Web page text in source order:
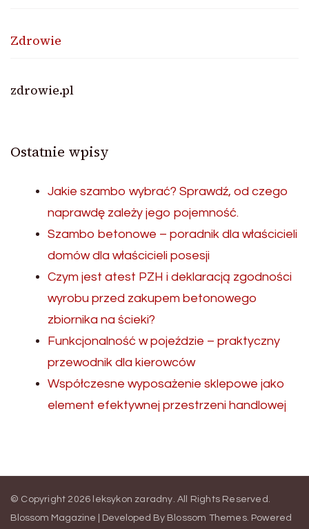
Zdrowie
zdrowie.pl
Ostatnie wpisy
Jakie szambo wybrać? Sprawdź, od czego
naprawdę zależy jego pojemność.
Szambo betonowe – poradnik dla właścicieli
domów dla właścicieli posesji
Czym jest atest PZH i deklaracją zgodności
wyrobu przed zakupem betonowego
zbiornika na ścieki?
Funkcjonalność w pojeździe – praktyczny
przewodnik dla kierowców
Współczesne wyposażenie sklepowe jako
element efektywnej przestrzeni handlowej
© Copyright 2026 leksykon zaradny . All Rights Reserved.
Blossom Magazine | Developed By Blossom Themes. Powered